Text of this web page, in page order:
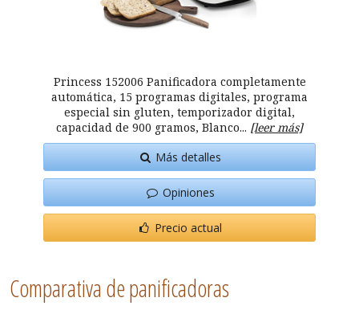
Princess 152006 Panificadora completamente
automática, 15 programas digitales, programa
especial sin gluten, temporizador digital,
capacidad de 900 gramos, Blanco... [leer más]
Más detalles
Opiniones
Precio actual
Comparativa de panificadoras